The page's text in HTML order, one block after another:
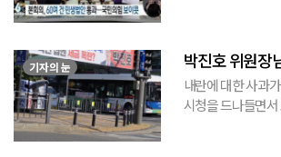
민(惑...
기자의 눈 박진호 위원장
내란에 대한 사과
시청을 드나들면